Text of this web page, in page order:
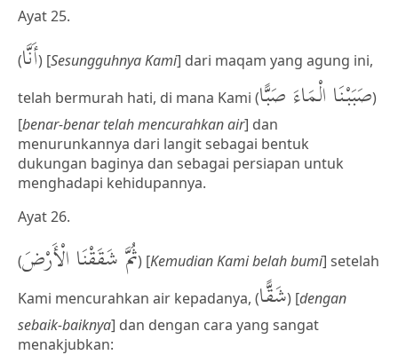
Ayat 25.
(أَنَّا) [Sesungguhnya Kami] dari maqam yang agung ini,
telah bermurah hati, di mana Kami (صَبَبْنَا الْمَاءَ صَبًّا)
[benar-benar telah mencurahkan air] dan
menurunkannya dari langit sebagai bentuk
dukungan baginya dan sebagai persiapan untuk
menghadapi kehidupannya.
Ayat 26.
(ثُمَّ شَقَقْنَا الْأَرْضَ) [Kemudian Kami belah bumi] setelah
Kami mencurahkan air kepadanya, (شَقًّا) [dengan
sebaik-baiknya] dan dengan cara yang sangat
menakjubkan: